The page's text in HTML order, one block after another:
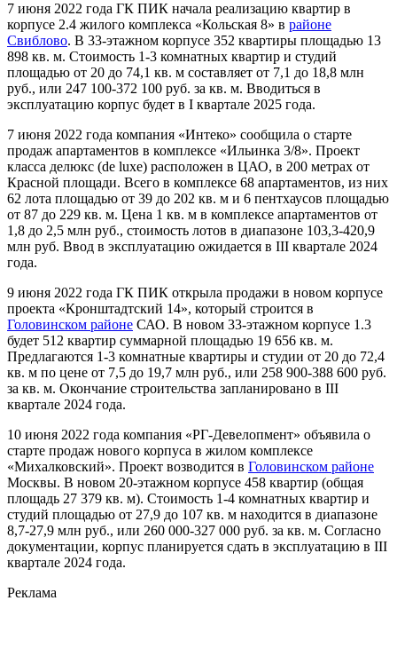
7 июня 2022 года ГК ПИК начала реализацию квартир в
корпусе 2.4 жилого комплекса «Кольская 8» в районе
Свиблово. В 33-этажном корпусе 352 квартиры площадью 13
898 кв. м. Стоимость 1-3 комнатных квартир и студий
площадью от 20 до 74,1 кв. м составляет от 7,1 до 18,8 млн
руб., или 247 100-372 100 руб. за кв. м. Вводиться в
эксплуатацию корпус будет в I квартале 2025 года.
7 июня 2022 года компания «Интеко» сообщила о старте
продаж апартаментов в комплексе «Ильинка 3/8». Проект
класса делюкс (de luxe) расположен в ЦАО, в 200 метрах от
Красной площади. Всего в комплексе 68 апартаментов, из них
62 лота площадью от 39 до 202 кв. м и 6 пентхаусов площадью
от 87 до 229 кв. м. Цена 1 кв. м в комплексе апартаментов от
1,8 до 2,5 млн руб., стоимость лотов в диапазоне 103,3-420,9
млн руб. Ввод в эксплуатацию ожидается в III квартале 2024
года.
9 июня 2022 года ГК ПИК открыла продажи в новом корпусе
проекта «Кронштадтский 14», который строится в
Головинском районе САО. В новом 33-этажном корпусе 1.3
будет 512 квартир суммарной площадью 19 656 кв. м.
Предлагаются 1-3 комнатные квартиры и студии от 20 до 72,4
кв. м по цене от 7,5 до 19,7 млн руб., или 258 900-388 600 руб.
за кв. м. Окончание строительства запланировано в III
квартале 2024 года.
10 июня 2022 года компания «РГ-Девелопмент» объявила о
старте продаж нового корпуса в жилом комплексе
«Михалковский». Проект возводится в Головинском районе
Москвы. В новом 20-этажном корпусе 458 квартир (общая
площадь 27 379 кв. м). Стоимость 1-4 комнатных квартир и
студий площадью от 27,9 до 107 кв. м находится в диапазоне
8,7-27,9 млн руб., или 260 000-327 000 руб. за кв. м. Согласно
документации, корпус планируется сдать в эксплуатацию в III
квартале 2024 года.
Реклама